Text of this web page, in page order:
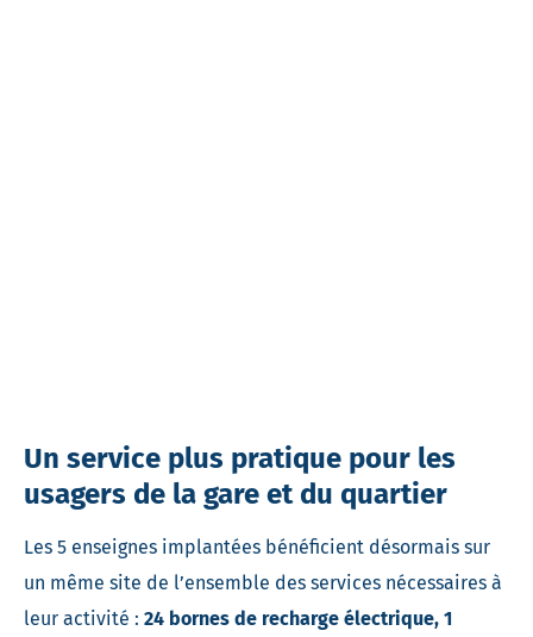
Un service plus pratique pour les
usagers de la gare et du quartier
Les 5 enseignes implantées bénéficient désormais sur
un même site de l’ensemble des services nécessaires à
leur activité : 24 bornes de recharge électrique, 1